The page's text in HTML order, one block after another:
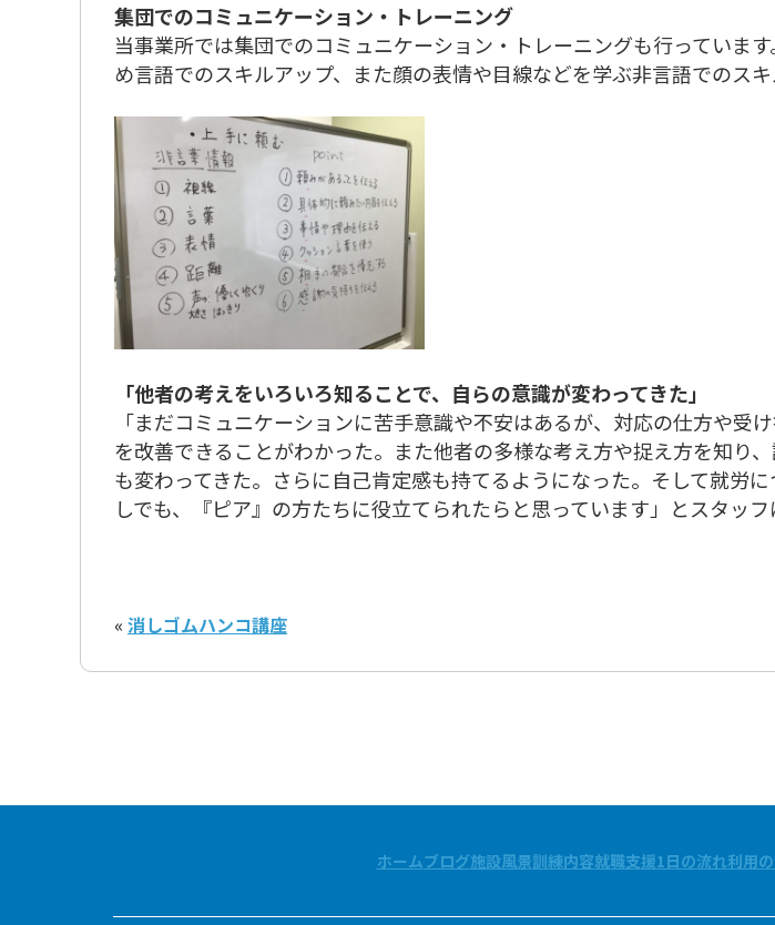
集団でのコミュニケーション・トレーニング
当事業所では集団でのコミュニケーション・トレーニングも行っていま
め言語でのスキルアップ、また顔の表情や目線などを学ぶ非言語でのスキ
「他者の考えをいろいろ知ることで、自らの意識が変わってきた」
「まだコミュニケーションに苦手意識や不安はあるが、対応の仕方や受
を改善できることがわかった。また他者の多様な考え方や捉え方を知り
も変わってきた。さらに自己肯定感も持てるようになった。そして就労
しでも、『ピア』の方たちに役立てられたらと思っています」とスタッフ
« 消しゴムハンコ講座
ホームブログ施設風景訓練内容就職支援1日の流れ利用